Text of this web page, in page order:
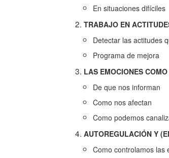
En situaciones difíciles
TRABAJO EN
Detectar las actitudes
Programa de mejora
LAS EMOCIONES
De que nos informan
Como nos afectan
Como podemos
AUTOREGULACIÓN Y
Como controlamos las